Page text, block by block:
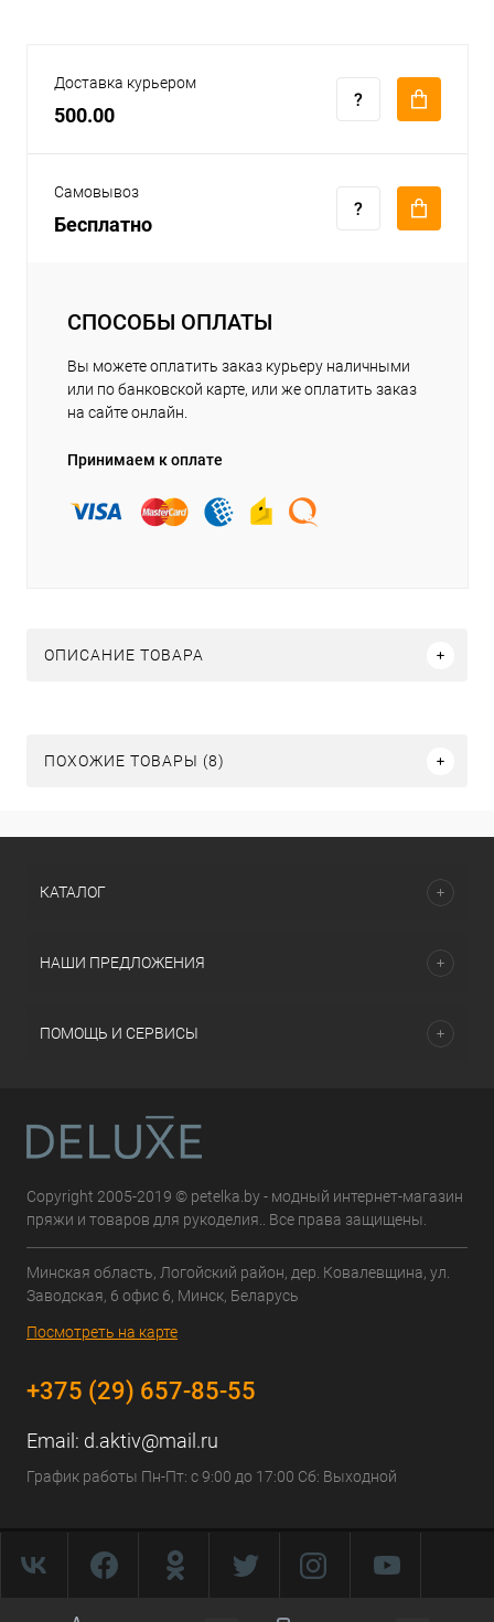
Доставка курьером
500.00
Самовывоз
Бесплатно
СПОСОБЫ ОПЛАТЫ
Вы можете оплатить заказ курьеру наличными
или по банковской карте, или же оплатить заказ
на сайте онлайн.
Принимаем к оплате
ОПИСАНИЕ ТОВАРА
ПОХОЖИЕ ТОВАРЫ (8)
КАТАЛОГ
НАШИ ПРЕДЛОЖЕНИЯ
ПОМОЩЬ И СЕРВИСЫ
Copyright 2005-2019 © petelka.by - модный интернет-магазин
пряжи и товаров для рукоделия.. Все права защищены.
Минская область, Логойский район, дер. Ковалевщина, ул.
Заводская, 6 офис 6, Минск, Беларусь
Посмотреть на карте
+375 (29) 657-85-55
Email: d.aktiv@mail.ru
График работы Пн-Пт: с 9:00 до 17:00 Сб: Выходной